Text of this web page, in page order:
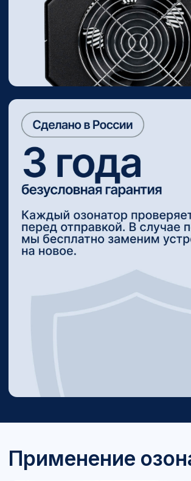
Озонирование быстро убирают запахи
после затоплений и ремонтов, уничтожают
плесень, бактерии и аллергенные частицы.
сокращает время обработки и позволяет
предоставлять клиентам услуги
премиального уровня.
Клининговые компании
Озонирование помогает поддерживать
безупречную чистоту номеров: устраняет
запахи после гостей, освежает текстиль и
кондиционеры. Ускоряет подготовку
помещений, улучшает качество сервиса и
Отели и гостиницы
Озонирование быстро устраняет запахи
топлива, табака и сырости, дезинфицирует
салоны и воздуховоды, безопасно для
обивки и электроники, может проводиться
между рейсами и восстанавливает чистоту
и комфорт для пассажиров и экипажа.
Автомобили
Общественный транспорт ~ 45 мин
Отзывы